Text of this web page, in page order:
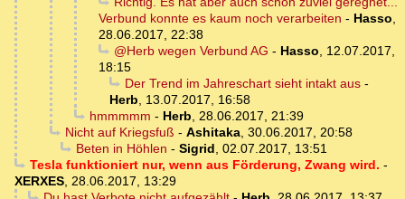
Verbund konnte es kaum noch verarbeiten - Hasso,
28.06.2017, 22:38
@Herb wegen Verbund AG - Hasso, 12.07.2017,
18:15
Der Trend im Jahreschart sieht intakt aus-
Herb, 13.07.2017, 16:58
hmmmmm - Herb, 28.06.2017, 21:39
Nicht auf Kriegsfuß - Ashitaka, 30.06.2017, 20:58
Beten in Höhlen - Sigrid, 02.07.2017, 13:51
Tesla funktioniert nur, wenn aus Förderung, Zwang wird. -
XERXES, 28.06.2017, 13:29